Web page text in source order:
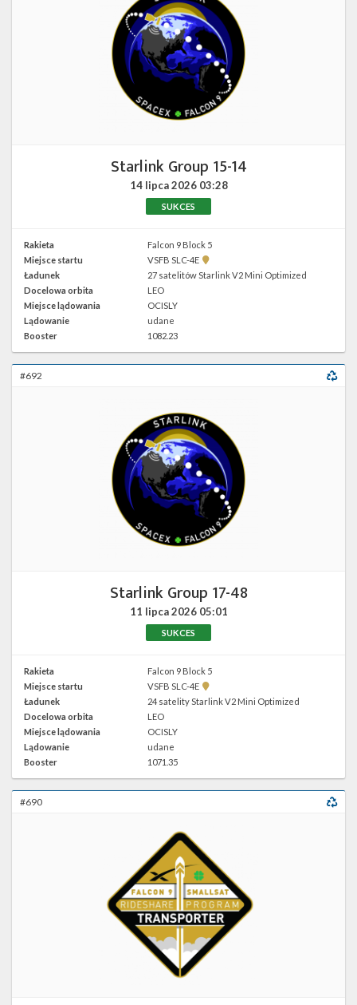
Starlink Group 15-14
14 lipca 2026 03:28
SUKCES
Rakieta
Falcon 9 Block 5
Miejsce startu
VSFB SLC-4E
Pokaż
lokalizację
VSFB
Ładunek
27 satelitów Starlink V2 Mini Optimized
Docelowa orbita
LEO
Miejsce lądowania
OCISLY
Lądowanie
udane
Booster
1082.23
#692
Starlink Group 17-48
11 lipca 2026 05:01
SUKCES
Rakieta
Falcon 9 Block 5
Miejsce startu
VSFB SLC-4E
Pokaż
lokalizację
VSFB
Ładunek
24 satelity Starlink V2 Mini Optimized
Docelowa orbita
LEO
Miejsce lądowania
OCISLY
Lądowanie
udane
Booster
1071.35
#690